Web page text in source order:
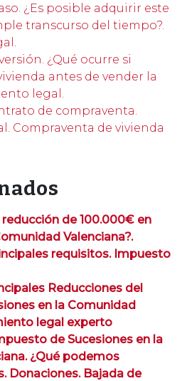
¿Es posible adquirir este
transcurso del tiempo?.
¿Qué ocurre si
antes de vender la
legal.
de compraventa.
Compraventa de vivienda
de 100.000€ en
Valenciana?.
requisitos. Impuesto
Reducciones del
en la Comunidad
legal experto
de Sucesiones en la
¿Qué podemos
Donaciones. Bajada de